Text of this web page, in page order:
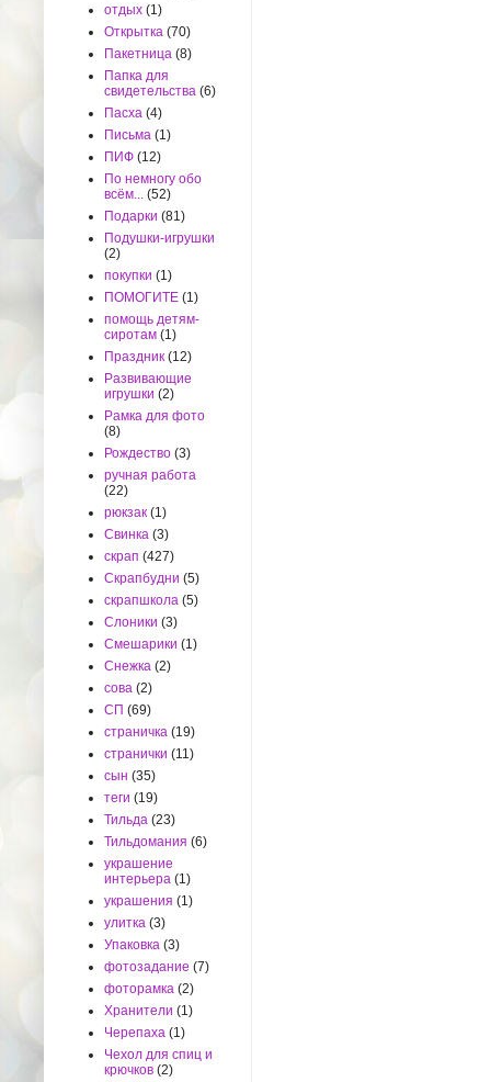
отдых (1)
Открытка (70)
Пакетница (8)
Папка для
свидетельства (6)
Пасха (4)
Письма (1)
ПИФ (12)
По немногу обо
всём...
(52)
Подарки (81)
Подушки-игрушки
(2)
покупки (1)
ПОМОГИТЕ (1)
помощь детям-
сиротам (1)
Праздник (12)
Развивающие
игрушки (2)
Рамка для фото
(8)
Рождество (3)
ручная работа
(22)
рюкзак (1)
Свинка (3)
скрап (427)
Скрапбудни (5)
скрапшкола (5)
Слоники (3)
Смешарики (1)
Снежка (2)
сова (2)
СП (69)
страничка (19)
странички (11)
сын (35)
теги (19)
Тильда (23)
Тильдомания (6)
украшение
интерьера (1)
украшения (1)
улитка (3)
Упаковка (3)
фотозадание (7)
фоторамка (2)
Хранители (1)
Черепаха (1)
Чехол для спиц и
крючков (2)